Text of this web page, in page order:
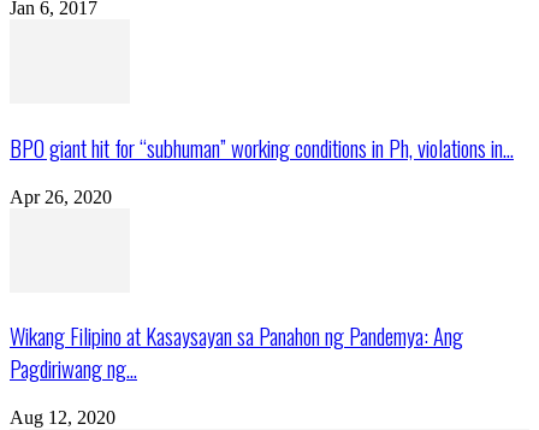
Jan 6, 2017
BPO giant hit for “subhuman” working conditions in Ph, violations in...
Apr 26, 2020
Wikang Filipino at Kasaysayan sa Panahon ng Pandemya: Ang
Pagdiriwang ng...
Aug 12, 2020